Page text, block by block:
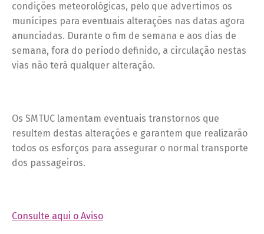
condições meteorológicas, pelo que advertimos os
munícipes para eventuais alterações nas datas agora
anunciadas. Durante o fim de semana e aos dias de
semana, fora do período definido, a circulação nestas
vias não terá qualquer alteração.
Os SMTUC lamentam eventuais transtornos que
resultem destas alterações e garantem que realizarão
todos os esforços para assegurar o normal transporte
dos passageiros.
Consulte aqui o Aviso